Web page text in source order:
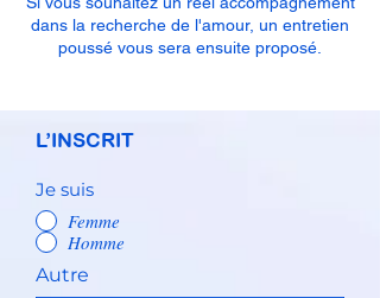
dans la recherche de l'amour, un entretien
poussé vous sera ensuite proposé.
L’INSCRIT
Je suis
Femme
Homme
Autre